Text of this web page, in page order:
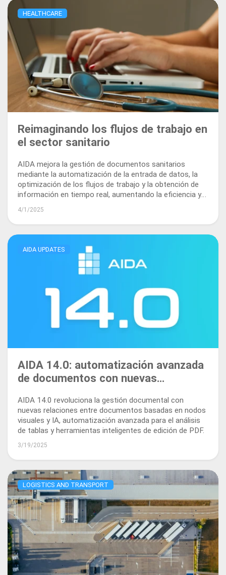
HEALTHCARE
Reimaginando los flujos de trabajo en
el sector sanitario
AIDA mejora la gestión de documentos sanitarios
mediante la automatización de la entrada de datos, la
optimización de los flujos de trabajo y la obtención de
información en tiempo real, aumentando la eficiencia y
sanitario.
4/1/2025
AIDA UPDATES
AIDA 14.0: automatización avanzada
de documentos con nuevas
edición de PDF
AIDA 14.0 revoluciona la gestión documental con
nuevas relaciones entre documentos basadas en nodos
visuales y IA, automatización avanzada para el análisis
de tablas y herramientas inteligentes de edición de PDF.
3/19/2025
LOGISTICS AND TRANSPORT